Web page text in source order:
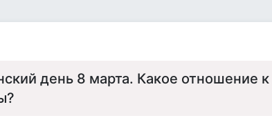
день 8 марта. Какое отношение к